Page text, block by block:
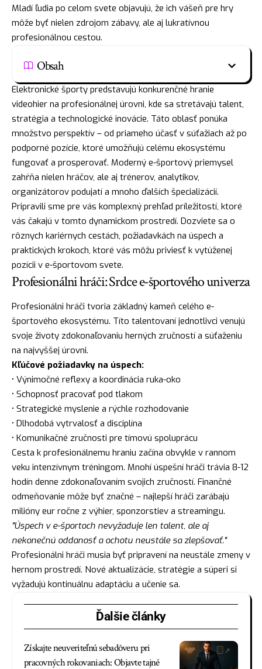
Mladí ľudia po celom svete objavujú, že ich vášeň pre hry
môže byť nielen zdrojom zábavy, ale aj lukratívnou
profesionálnou cestou.
Obsah
Elektronické športy predstavujú konkurenčné hranie
videohier na profesionálnej úrovni, kde sa stretávajú talent,
stratégia a technologické inovácie. Táto oblasť ponúka
množstvo perspektív – od priameho účasť v súťažiach až po
podporné pozície, ktoré umožňujú celému ekosystému
fungovať a prosperovať. Moderný e-športový priemysel
zahŕňa nielen hráčov, ale aj trénerov, analytikov,
organizátorov podujatí a mnoho ďalších špecializácií.
Pripravili sme pre vás komplexný prehľad príležitostí, ktoré
vás čakajú v tomto dynamickom prostredí. Dozviete sa o
rôznych kariérnych cestách, požiadavkách na úspech a
praktických krokoch, ktoré vás môžu priviesť k vytúženej
pozícii v e-športovom svete.
Profesionálni hráči: Srdce e-športového univerza
Profesionálni hráči tvoria základný kameň celého e-
športového ekosystému. Títo talentovaní jednotlivci venujú
svoje životy zdokonaľovaniu herných zručností a súťaženiu
na najvyššej úrovni.
Kľúčové požiadavky na úspech:
• Výnimočné reflexy a koordinácia ruka-oko
• Schopnosť pracovať pod tlakom
• Strategické myslenie a rýchle rozhodovanie
• Dlhodobá vytrvalosť a disciplína
• Komunikačné zručnosti pre tímovú spoluprácu
Cesta k profesionálnemu hraniu začína obvykle v rannom
veku intenzívnym tréningom. Mnohí úspešní hráči trávia 8-12
hodín denne zdokonaľovaním svojich zručností. Finančné
odmeňovanie môže byť značné – najlepší hráči zarábajú
milióny eur ročne z výhier, sponzorstiev a streamingu.
"Úspech v e-športoch nevyžaduje len talent, ale aj
nekonečnú oddanosť a ochotu neustále sa zlepšovať."
Profesionálni hráči musia byť pripravení na neustále zmeny v
hernom prostredí. Nové aktualizácie, stratégie a súperi si
vyžadujú kontinuálnu adaptáciu a učenie sa.
Ďalšie články
Získajte neuveriteľnú sebadôveru pri
pracovných rokovaniach: Objavte tajné